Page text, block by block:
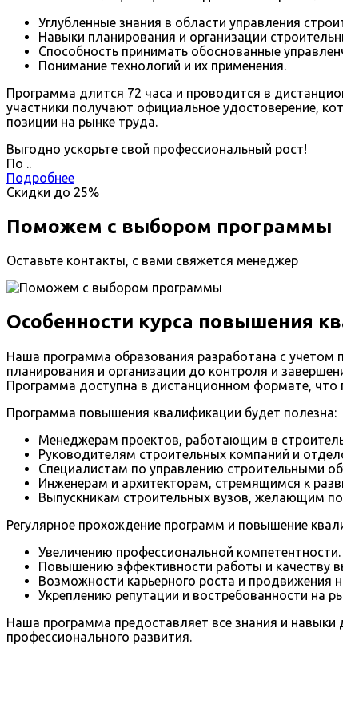
Углубленные знания в области управления
Навыки планирования и организации
Способность принимать обоснованные
Понимание технологий и их применения.
Программа длится 72 часа и проводится в
участники получают официальное удостоверение,
позиции на рынке труда.
Выгодно ускорьте свой профессиональный рост!
По ..
Подробнее
Скидки до 25%
Поможем с выбором программы
Оставьте контакты, с вами свяжется менеджер
Особенности курса повышения
Наша программа образования разработана с учетом
планирования и организации до контроля и
Программа доступна в дистанционном формате, что
Программа повышения квалификации будет полезна:
Менеджерам проектов, работающим в
Руководителям строительных компаний и
Специалистам по управлению строительными
Инженерам и архитекторам, стремящимся к
Выпускникам строительных вузов, желающим
Регулярное прохождение программ и повышение
Увеличению профессиональной компетентности.
Повышению эффективности работы и качеству
Возможности карьерного роста и продвижения
Укреплению репутации и востребованности на
Наша программа предоставляет все знания и
профессионального развития.